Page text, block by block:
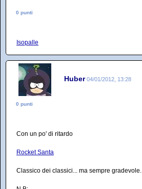
0 punti
Isopalle
Huber 04/01/2012, 13:28
0 punti
Con un po' di ritardo
Rocket Santa
Classico dei classici... ma sempre gradevole.